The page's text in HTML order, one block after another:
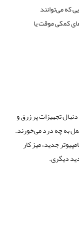
که می‌توانند
کمکی موقت یا
تجهیزات پر زرق و
به چه درد می‌خورند.
جدید، میز کار
دیگری.